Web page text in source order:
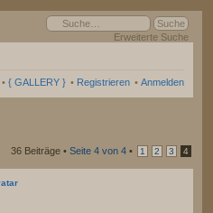
Erweiterte Suche
• { GALLERY } • Registrieren • Anmelden
36 Beiträge • Seite 4 von 4 • 1 2 3 4